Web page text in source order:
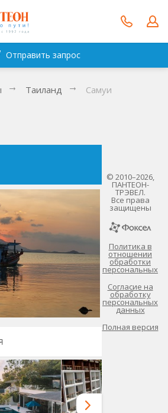
Отправить запрос
Таиланд Самуи
© 2010–2026,
ПАНТЕОН-
ТРЭВЕЛ.
Все права
защищены
Политика в
отношении
обработки
персональных
Согласие на
обработку
персональных
данных
Полная версия